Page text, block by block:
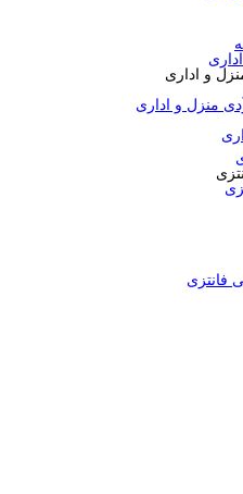
و اداری
منزل و اداری
فانتزی